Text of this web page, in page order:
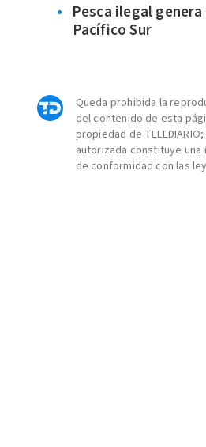
Pesca ilegal
Pacífico Sur
Queda prohibida la
del contenido de esta
propiedad de
autorizada constituye
de conformidad con las